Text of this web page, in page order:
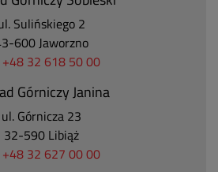
Sulińskiego 2
600 Jaworzno
+48 32 618 50 00
Górniczy Janina
ul. Górnicza 23
32-590 Libiąż
+48 32 627 00 00